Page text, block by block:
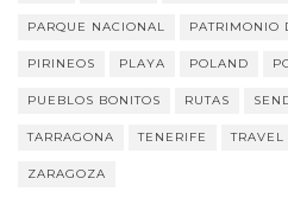
PARQUE NACIONAL PATRIMONIO
PIRINEOS PLAYA POLAND
PUEBLOS BONITOS RUTAS
TARRAGONA TENERIFE TRAVEL
ZARAGOZA